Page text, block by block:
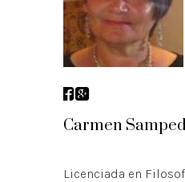
Carmen
Licenciada en